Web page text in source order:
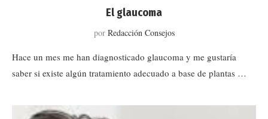
El glaucoma
por Redacción Consejos
Hace un mes me han diagnosticado glaucoma y me gustaría
saber si existe algún tratamiento adecuado a base de plantas …